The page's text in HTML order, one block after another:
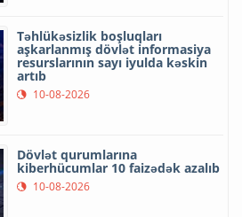
Təhlükəsizlik boşluqları
aşkarlanmış dövlət informasiya
resurslarının sayı iyulda kəskin
artıb
10-08-2026
Dövlət qurumlarına
kiberhücumlar 10 faizədək azalıb
10-08-2026